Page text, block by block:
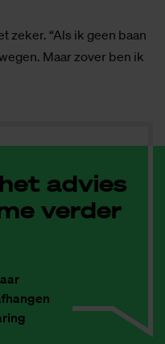
zeker. “Als ik geen baan
Maar zover ben ik
advies
verder